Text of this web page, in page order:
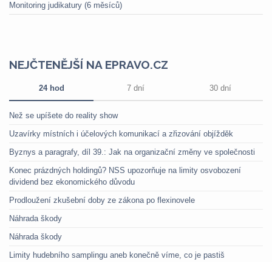
Monitoring judikatury (6 měsíců)
NEJČTENĚJŠÍ NA EPRAVO.CZ
24 hod 7 dní 30 dní
Než se upíšete do reality show
Uzavírky místních i účelových komunikací a zřizování objížděk
Byznys a paragrafy, díl 39.: Jak na organizační změny ve společnosti
Konec prázdných holdingů? NSS upozorňuje na limity osvobození
dividend bez ekonomického důvodu
Prodloužení zkušební doby ze zákona po flexinovele
Náhrada škody
Náhrada škody
Limity hudebního samplingu aneb konečně víme, co je pastiš